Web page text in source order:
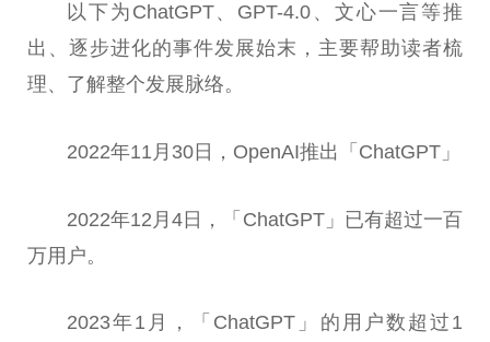
以下为ChatGPT、GPT-4.0、文心一言等推
出、逐步进化的事件发展始末，主要帮助读者梳
理、了解整个发展脉络。
2022年11月30日，OpenAI推出「ChatGPT」
2022年12月4日，「ChatGPT」已有超过一百
万用户。
2023年1月，「ChatGPT」的用户数超过1